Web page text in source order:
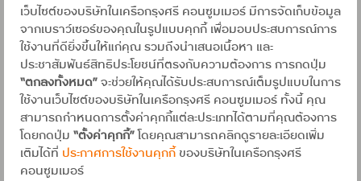
เว็บไซต์ของบริษัทในเครือกรุงศรี คอนซูมเมอร์ มีการจัดเก็บข้อมูล
จากเบราว์เซอร์ของคุณในรูปแบบคุกกี้ เพื่อมอบประสบการณ์การ
ใช้งานที่ดียิ่งขึ้นให้แก่คุณ รวมถึงนำเสนอเนื้อหา และ
ประชาสัมพันธ์สิทธิประโยชน์ที่ตรงกับความต้องการ การกดปุ่ม
“ตกลงทั้งหมด”จะช่วยให้คุณได้รับประสบการณ์เต็มรูปแบบในการ
ใช้งานเว็บไซต์ของบริษัทในเครือกรุงศรี คอนซูมเมอร์ ทั้งนี้ คุณ
สามารถกำหนดการตั้งค่าคุกกี้แต่ละประเภทได้ตามที่คุณต้องการ
โดยกดปุ่ม “ตั้งค่าคุกกี้”โดยคุณสามารถคลิกดูรายละเอียดเพิ่ม
เติมได้ที่ ประกาศการใช้งานคุกกี้ ของบริษัทในเครือกรุงศรี
คอนซูมเมอร์
ใจที่เราส่งต่อ
ความประทับใจ....ที่ทำให้อยาก
จะใช้บัตรเครดิตใบนี้ต่อ
อ่านเพิ่มเติม